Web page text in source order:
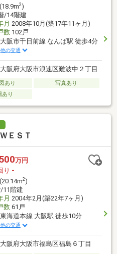
2)
/14階建
月 2008年10月(築17年11ヶ月)
数102戸
大阪市千日前線 なんば駅 徒歩4分
の交通
大阪府大阪市浪速区難波中２丁目
あり
写真あり
あり
ＥＳＴ
万円
り -
2)
11階建
月 2004年2月(築22年7ヶ月)
数61戸
東海道本線 大阪駅 徒歩10分
の交通
大阪府大阪市福島区福島６丁目